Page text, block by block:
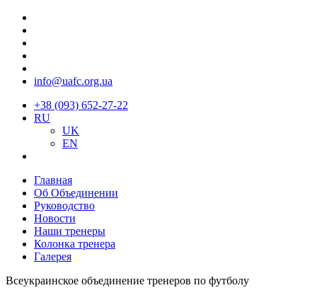
info@uafc.org.ua
+38 (093) 652-27-22
RU
UK
EN
Главная
Об Объединении
Руководство
Новости
Наши тренеры
Колонка тренера
Галерея
Всеукраинское объединение тренеров по футболу